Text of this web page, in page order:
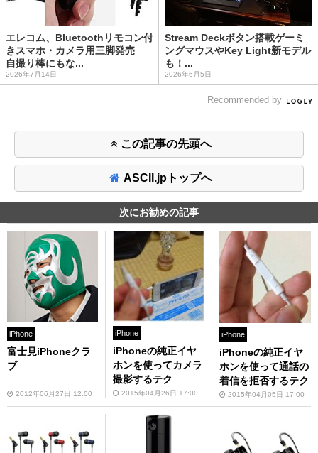
エレコム、Bluetoothリモコン付
きスマホ・カメラ用三脚発売
自撮り棒にもな...
2026年7月14日
Stream Deckボタン搭載ゲーミ
ングマウスやKey Light新モデル
も！...
2026年6月5日
Recommended by
この記事の先頭へ
ASCII.jpトップへ
次にお勧めの記事
iPhone
富士見iPhoneクラ
ブ
2012年06月27日 12:00
iPhone
iPhoneの純正イヤ
ホンを使ってカメラ
撮影するテク
2015年04月26日 17:00
iPhone
iPhoneの純正イヤ
ホンを使って通話の
着信を拒否するテク
2015年04月05日 17:00